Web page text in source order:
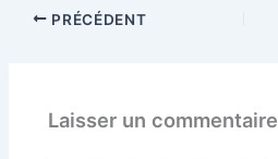
PRÉCÉDENT
Laisser un commentaire